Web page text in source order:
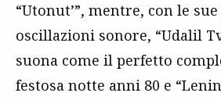
“Utonut’”, mentre, con le
oscillazioni sonore, “Udalil
suona come il perfetto
festosa notte anni 80 e